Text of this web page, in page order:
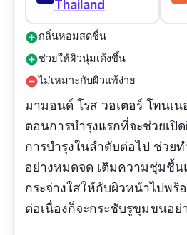
Thailand
add_circleกลิ่นหอมสดชื่น
add_circleช่วยให้ผิวนุ่มเด้งขึ้น
remove_circleไม่เหมาะกับผิวแพ้ง่าย
มามอนด์ โรส วอเตอร์ โทนเ
ตอนการบำรุงแรกที่จะช่วยเปิ
การบำรุงในลำดับต่อไป ช่วย
อย่างหมดจด เติมความชุ่มชื้น
กระจ่างใสให้กับผิวหน้าไปพร้
ต่อเนื่องก็จะกระชับรูขุมขนอย่